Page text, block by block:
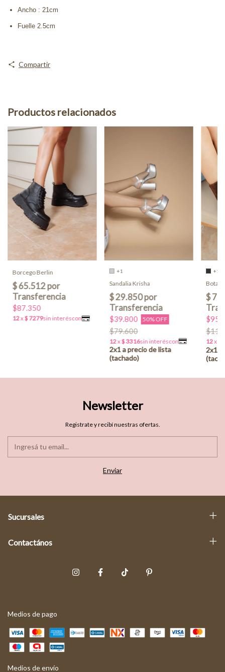
Ancho : 21cm
Fuelle 2.5cm
Compartir
Productos relacionados
Borcego Berlin
$87.350
+1
Sandalia Krisha
$39.800 50% OFF
$79.600
+1
Bota
Newsletter
Registrate y recibí nuestras ofertas.
Sucursales
Contactános
Medios de pago
Medios de envío